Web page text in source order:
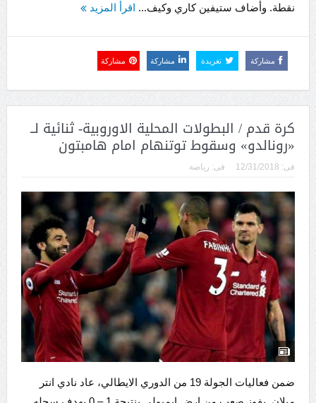
نقطة. وأضاف ستيفين كاري وكيف... اقرأ المزيد
مشاركة تغريدة مشاركة مشاركة
كرة قدم / البطولات المحلية الاوروبية- ثنائية لــ
«رونالدو» وسقوط توتنهام امام هامبتون
فى: 12/31/2018 فى: رياضة
ضمن فعاليات الجولة 19 من الدوري الايطالي، عاد نادي ​انتر ​